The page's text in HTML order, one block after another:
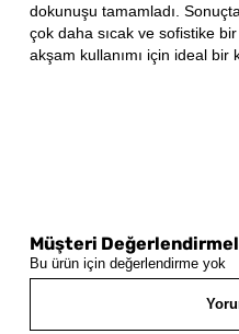
dokunuşu tamamladı.
çok daha sıcak ve sofistike
akşam kullanımı için ideal bir
Müşteri
Bu ürün için değerlendirme yok